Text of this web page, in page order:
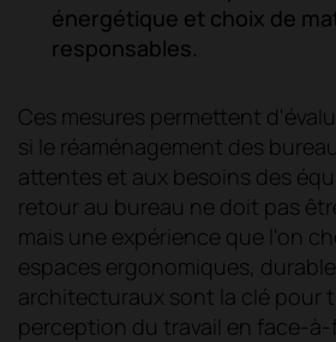
énergétique et choix de
responsables.
Ces mesures permettent
si le réaménagement des
attentes et aux besoins des
retour au bureau ne doit pas
mais une expérience que l'on
espaces ergonomiques,
architecturaux sont la clé pour
perception du travail en face-à-